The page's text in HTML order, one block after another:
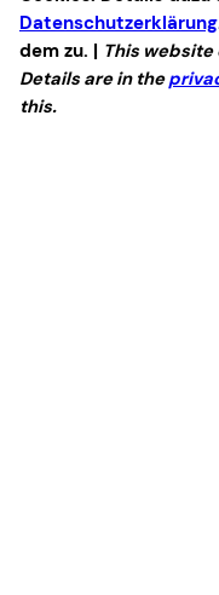
Datenschutzerklärung
dem zu. | This
Details are in the
this.